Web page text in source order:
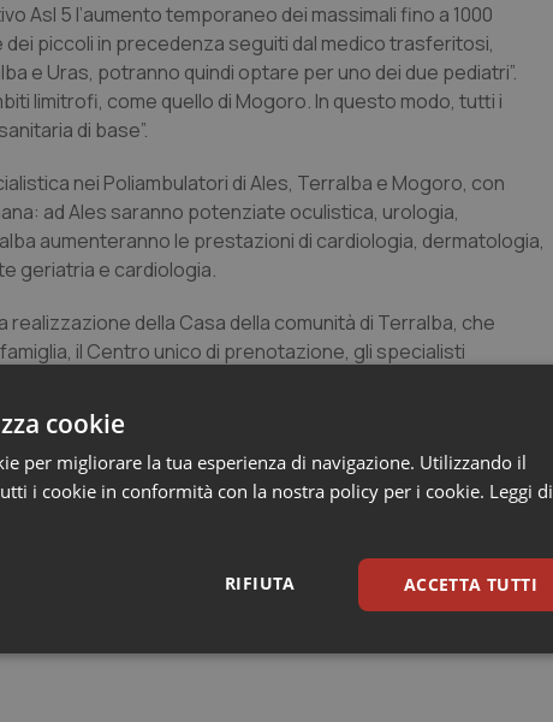
Asl 5 l’aumento temporaneo dei massimali fino a 1000
piccoli in precedenza seguiti dal medico trasferitosi,
e Uras, potranno quindi optare per uno dei due pediatri”.
limitrofi, come quello di Mogoro. In questo modo, tutti i
di base”.
nei Poliambulatori di Ales, Terralba e Mogoro, con
ad Ales saranno potenziate oculistica, urologia,
aumenteranno le prestazioni di cardiologia, dermatologia,
geriatria e cardiologia.
realizzazione della Casa della comunità di Terralba, che
il Centro unico di prenotazione, gli specialisti
il documento preliminare di progettazione ed
della Farmacia territoriale, con la rimodulazione degli spazi
ginecologico 4 D di alta gamma, già in funzione negli
utilizzato dall’ambulatorio angiologico, urologico e
anche al Poliambulatorio di Terralba.
climatizzatori per rendere più confortevoli le visite e le
l’ambulatorio del medico di medicina generale.
cookie
per migliorare la tua esperienza di navigazione. Utilizzando il
i cookie in conformità con la nostra policy per i cookie. Leggi di
ACCETTA TUTTI
RIFIUTA
Statistici Marketing